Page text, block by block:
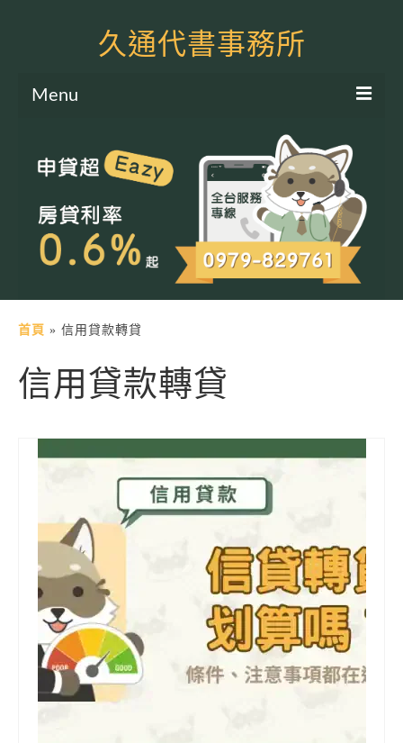
久通代書事務所
Menu
土地二胎申貸
房屋二胎申貸
軍公教貸款
土地貸款
房屋貸款
信用貸款
代書貸款
銀行貸款
其他貸款
申貸Q&A
久通專欄
時事解析
生活理財
首頁 » 信用貸款轉貸
信用貸款轉貸